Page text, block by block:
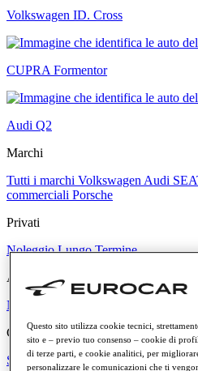
Volkswagen ID. Cross
CUPRA Formentor
Audi Q2
Marchi
Tutti i marchi Volkswagen Audi
commerciali Porsche
Privati
Noleggio Lungo Termine
Aziende
Noleggio per Aziende
Caratteristiche e vantaggi del
Scopri di più
Questo sito utilizza cookie tecnici,
sito e – previo tuo consenso – cookie di
di terze parti, e cookie analitici, per
personalizzare le comunicazioni che ti